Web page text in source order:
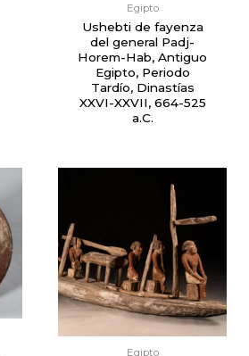
Egipto
Ushebti de fayenza
del general Padj-
Horem-Hab, Antiguo
Egipto, Periodo
Tardío, Dinastías
XXVI-XXVII, 664-525
a.C.
Egipto